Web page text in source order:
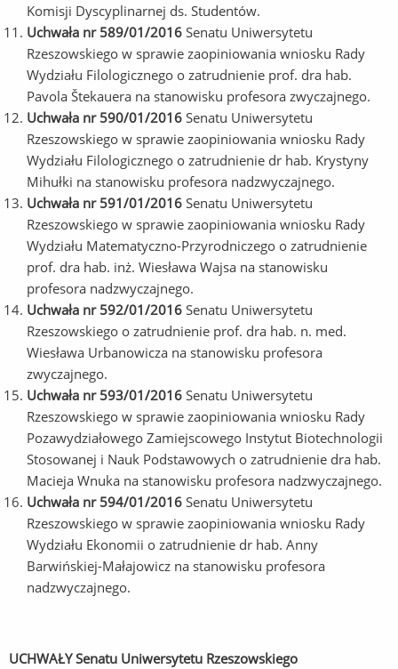
Komisji Dyscyplinarnej ds. Studentów.
Uchwała nr 589/01/2016 Senatu Uniwersytetu
Rzeszowskiego w sprawie zaopiniowania wniosku Rady
Wydziału Filologicznego o zatrudnienie prof. dra hab.
Pavola Štekauera na stanowisku profesora zwyczajnego.
Uchwała nr 590/01/2016 Senatu Uniwersytetu
Rzeszowskiego w sprawie zaopiniowania wniosku Rady
Wydziału Filologicznego o zatrudnienie dr hab. Krystyny
Mihułki na stanowisku profesora nadzwyczajnego.
Uchwała nr 591/01/2016 Senatu Uniwersytetu
Rzeszowskiego w sprawie zaopiniowania wniosku Rady
Wydziału Matematyczno-Przyrodniczego o zatrudnienie
prof. dra hab. inż. Wiesława Wajsa na stanowisku
profesora nadzwyczajnego.
Uchwała nr 592/01/2016 Senatu Uniwersytetu
Rzeszowskiego o zatrudnienie prof. dra hab. n. med.
Wiesława Urbanowicza na stanowisku profesora
zwyczajnego.
Uchwała nr 593/01/2016 Senatu Uniwersytetu
Rzeszowskiego w sprawie zaopiniowania wniosku Rady
Pozawydziałowego Zamiejscowego Instytut Biotechnologii
Stosowanej i Nauk Podstawowych o zatrudnienie dra hab.
Macieja Wnuka na stanowisku profesora nadzwyczajnego.
Uchwała nr 594/01/2016 Senatu Uniwersytetu
Rzeszowskiego w sprawie zaopiniowania wniosku Rady
Wydziału Ekonomii o zatrudnienie dr hab. Anny
Barwińskiej-Małajowicz na stanowisku profesora
nadzwyczajnego.
UCHWAŁY Senatu Uniwersytetu Rzeszowskiego